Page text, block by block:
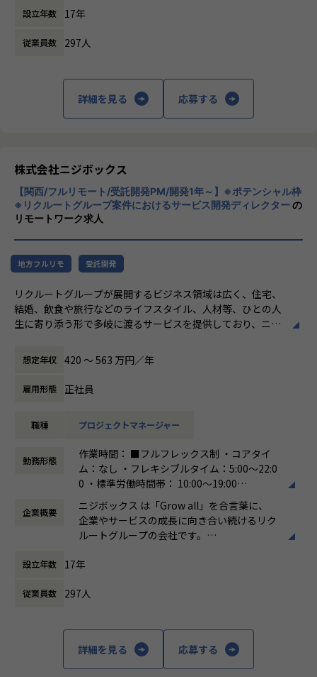
・【メンバー執筆】Qiita...https://qiita.com/organization
・【オフィシャルブログ】…https://nijibox.jp/blog/
【業務の変更の範囲】
の整理
- エンジニアへの仕様説明
- ユーザーに向けてのコミュニケーション設計
- リリース後の様々なリスクへの対応計画
やりがい/魅力/醍醐味
現場ではただ指示された業務を行うのではなく、プロジェク
トの目的をふまえKPIを達成するためにどのような施策を行
定までに幅広く関わる機会があります。
て業務を経験することは、個人として今後のキャリアアップ
にも繋げていただける大きな成長機会です。
ができる体制が整っています。
ナレッジ向上施策として、動画、書籍等の学習教材の購入や
カンファレンス参加を会社負担でサポート。
さらに、業界の牽引者をメンターとして招いた講習など、ト
す。
★ニジボックスでのワークスタイルが分かる、ブログ記事も
ご参照ください
メンバーや社内の雰囲気、自由に学べてスキルアップできる
環境を感じていただけたら
嬉しいです！
・【社員インタビュー】Wantedly...https://www.wantedly.c
・【メンバー執筆】Qiita...https://qiita.com/organization
・【オフィシャルブログ】…https://nijibox.jp/blog/
【業務の変更の範囲】
ングなどを通じて、お客様のビジネスに伴走
私たちはこの言葉を企業のVisionとしていま
す。
とらえること。
期待を大きく超える新たな価値を共に創り出
すこと。皆さまがサービスの成長を志したと
きに、
真っ先にニジボックスを思い浮かべていただ
けることを目指しています。
設立年数 17年
従業員数 297人
詳細を見る 応募する
株式会社ニジボックス
【関西/フルリモート/受託開発PM/開発1年～】※ポテンシャル枠
※リクルートグループ案件におけるサービス開発ディレクターの
リモートワーク求人
地方フルリモ 受託開発
リクルートグループが展開するビジネス領域は広く、住宅、
結婚、飲食や旅行などのライフスタイル、人材等、ひとの人
生に寄り添う形で多岐に渡るサービスを提供しており、ニジ
ットペッパー、じゃらん、リクナビなどの国内最大級のメデ
ィアの開発ディレクションに従事する、開発ディレクターを
募集しています。
リクルートグループのプロダクト開発ディレクションをお任
事業、ユーザー部門の担当者、プランナーと協業し、以下の
業務を担当いただきます。
＜企画・要件定義フェーズ＞
プロジェクトのQCDに責任を持ち、開発プロジェクトを推進
いただきます。
の整理
- エンジニアへの仕様説明
- ユーザーに向けてのコミュニケーション設計
- リリース後の様々なリスクへの対応計画
想定年収 420 〜 563 万円／年
雇用形態 正社員
職種 プロジェクトマネージャー
勤務形態
作業時間： ■フルフレックス制 ・コアタイ
ム：なし ・フレキシブルタイム：5:00～22:0
0 ・標準労働時間帯： 10:00～19:00
フルフレックス制
時間外労働の有無： 有（月平均5時間～10時
間）
休憩時間： 60分
企業概要
ニジボックス は「Grow all」を合言葉に、
企業やサービスの成長に向き合い続けるリク
ルートグループの会社です。
ングなどを通じて、お客様のビジネスに伴走
私たちはこの言葉を企業のVisionとしていま
す。
設立年数 17年
従業員数 297人
詳細を見る 応募する